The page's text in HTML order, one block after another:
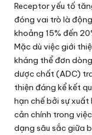
Receptor yếu tố
đóng vai trò là
khoảng 15% đến
Mặc dù việc giới
kháng thể đơn
dược chất (ADC)
thiện đáng kể kết
hạn chế bởi sự
cản chính trong
dạng sâu sắc giữa